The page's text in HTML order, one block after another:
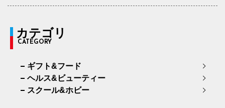
カテゴリ
CATEGORY
ギフト&フード
ヘルス&ビューティー
スクール&ホビー